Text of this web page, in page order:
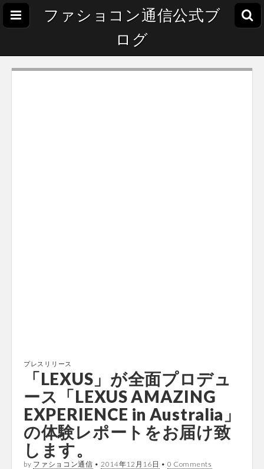
ファショコン通信公式ブ
ログ
プレスリリース
「LEXUS」が全面プロデュ
ース「LEXUS AMAZING
EXPERIENCE in Australia」
の体験レポートをお届け致
します。
by ファショコン通信 • 2014年12月16日 • 0 Comments